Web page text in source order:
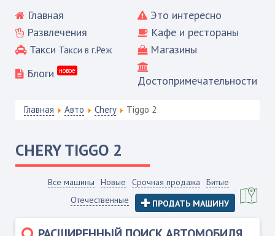
Главная
Это интересно
Развлечения
Кафе и рестораны
Такси Такси в г.Реж
Магазины
Блоги
новое
Достопримечательности
Главная Авто Chery Tiggo 2
CHERYTIGGO 2
Все машины Новые Срочная продажа
Битые
Отечественные
ПРОДАТЬ МАШИНУ